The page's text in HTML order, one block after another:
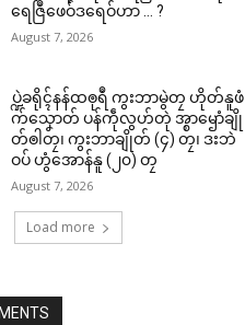
ရေဇြဳဖေဝ်ဒရေဝ်ဟာ … ?
August 7, 2026
ပ္ဍဲခရိုၚ်နန်ထၜုရဳ ကွးဘာမွဲတၠ ဟိုတ်နူဖံ
က်သၞောတ် ပန်ကဵုလွဟ်တုဲ အ္စာၝောံချို
တ်ၜါတၠ၊ ကွးဘာချိုတ် (၄) တၠ၊ ဒးဘဲ
ဝပ် ဟွံအောန်နူ (၂၀) တၠ
August 7, 2026
Load more